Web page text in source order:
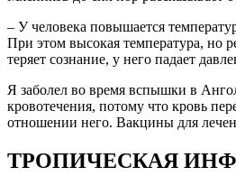
– У человека повышается
При этом высокая температура, но
теряет сознание, у него падает
Я заболел во время вспышки в
кровотечения, потому что кровь
отношении него. Вакцины для
ТРОПИЧЕСКАЯ